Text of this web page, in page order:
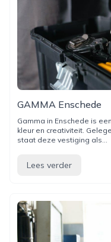
GAMMA Enschede
Gamma in Enschede is
kleur en creativiteit.
staat deze vestiging als...
Lees verder